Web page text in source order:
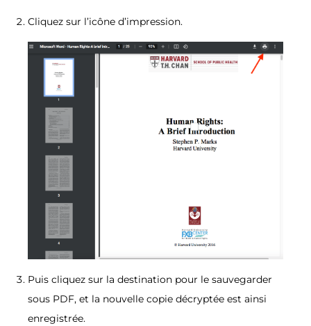
Cliquez sur l’icône d’impression.
Puis cliquez sur la destination pour le sauvegarder
sous PDF, et la nouvelle copie décryptée est ainsi
enregistrée.